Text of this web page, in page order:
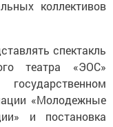
театра «ЭОС»
«Молодежные
и постановка
Акбай») Детской